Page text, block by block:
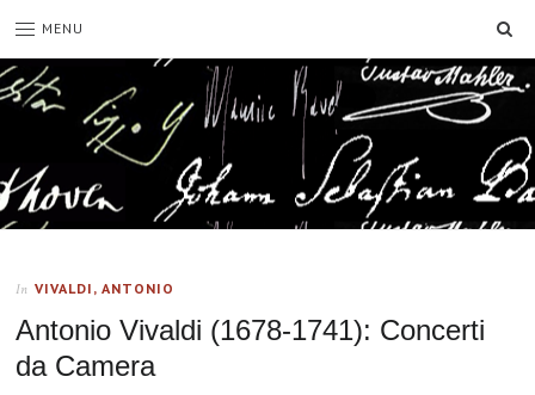
MENU
In VIVALDI, ANTONIO
Antonio Vivaldi (1678-1741): Concerti
da Camera